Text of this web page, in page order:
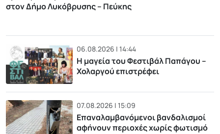
στον Δήμο Λυκόβρυσης – Πεύκης
06.08.2026 | 14:44
Η μαγεία του Φεστιβάλ Παπάγου –
Χολαργού επιστρέφει
07.08.2026 | 15:09
Επαναλαμβανόμενοι βανδαλισμοί
αφήνουν περιοχές χωρίς φωτισμό